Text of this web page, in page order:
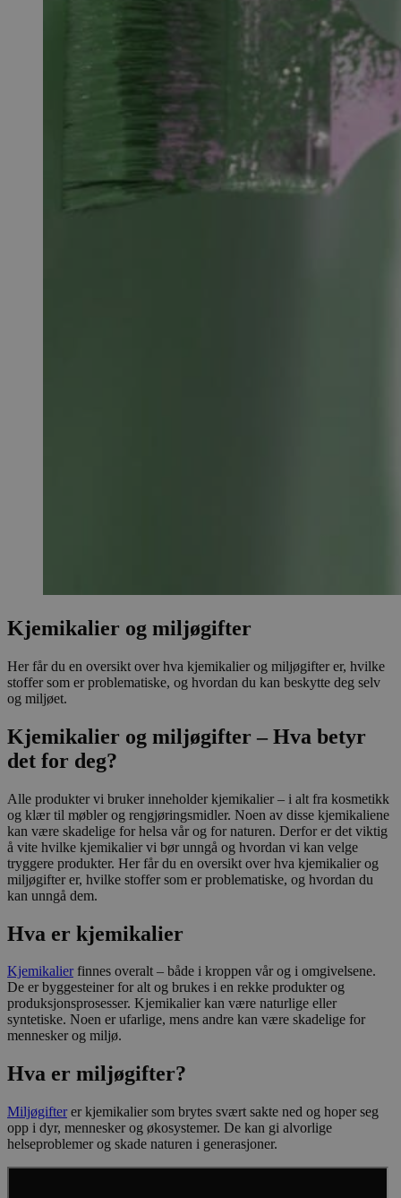
Kjemikalier og miljøgifter
Her får du en oversikt over hva kjemikalier og miljøgifter er, hvilke
stoffer som er problematiske, og hvordan du kan beskytte deg selv
og miljøet.
Kjemikalier og miljøgifter – Hva betyr
det for deg?
Alle produkter vi bruker inneholder kjemikalier – i alt fra kosmetikk
og klær til møbler og rengjøringsmidler. Noen av disse kjemikaliene
kan være skadelige for helsa vår og for naturen. Derfor er det viktig
å vite hvilke kjemikalier vi bør unngå og hvordan vi kan velge
tryggere produkter. Her får du en oversikt over hva kjemikalier og
miljøgifter er, hvilke stoffer som er problematiske, og hvordan du
kan unngå dem.
Hva er kjemikalier
Kjemikalierfinnes overalt – både i kroppen vår og i omgivelsene.
De er byggesteiner for alt og brukes i en rekke produkter og
produksjonsprosesser. Kjemikalier kan være naturlige eller
syntetiske. Noen er ufarlige, mens andre kan være skadelige for
mennesker og miljø.
Hva er miljøgifter?
Miljøgifterer kjemikalier som brytes svært sakte ned og hoper seg
opp i dyr, mennesker og økosystemer. De kan gi alvorlige
helseproblemer og skade naturen i generasjoner.